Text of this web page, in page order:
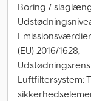
Boring /
(EU) 2016/1628,
Luftfiltersystem: